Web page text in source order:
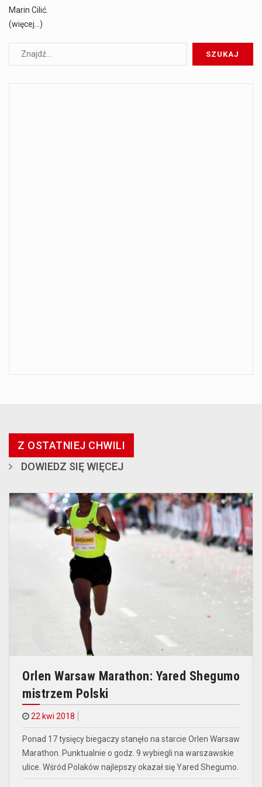
Marin Cilić.
(więcej…)
Z OSTATNIEJ CHWILI
DOWIEDZ SIĘ WIĘCEJ
Orlen Warsaw Marathon: Yared Shegumo
mistrzem Polski
22 kwi 2018
Ponad 17 tysięcy biegaczy stanęło na starcie Orlen Warsaw
Marathon. Punktualnie o godz. 9 wybiegli na warszawskie
ulice. Wśród Polaków najlepszy okazał się Yared Shegumo.